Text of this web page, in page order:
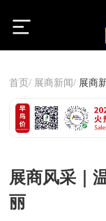
首页/ 展商新闻/ 展商
展商风采｜
丽